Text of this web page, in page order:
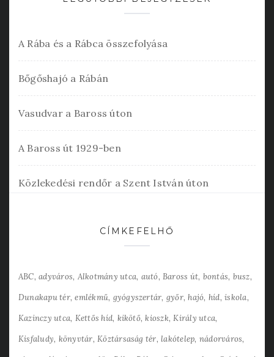
A Rába és a Rábca összefolyása
Bőgőshajó a Rábán
Vasudvar a Baross úton
A Baross út 1929-ben
Közlekedési rendőr a Szent István úton
CÍMKEFELHŐ
ABC adyváros Alkotmány utca autó Baross út bontás busz
Dunakapu tér emlékmű gyógyszertár győr hajó híd iskola
Kazinczy utca Kettős híd kikötő kioszk Király utca
Kisfaludy könyvtár Köztársaság tér lakótelep nádorváros